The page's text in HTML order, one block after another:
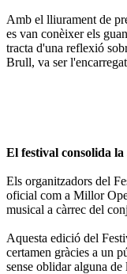
Amb el lliurament de
es van conèixer els
tracta d'una reflexió
Brull, va ser
El festival consolida
Els organitzadors del
oficial com a Millor
musical a càrrec del
Aquesta edició del
certamen gràcies a un
sense oblidar alguna